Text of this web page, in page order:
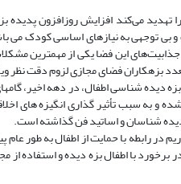
می‌کند افزایش روزافزون
توجهی به نیازهای اساسی کودک می
این فضا یکی از مهمترین
فضای مجازی لزوم دقت نظر
دیده شناسی اطفال، در دهه اخیر،
و به سبب تأثیر گذاری انگیزه های
شناسان و اساتید فن گذاشته است.
در رابطه با حمایت از اطفال به
برخورد با اطفال بزه دیده و استفاده